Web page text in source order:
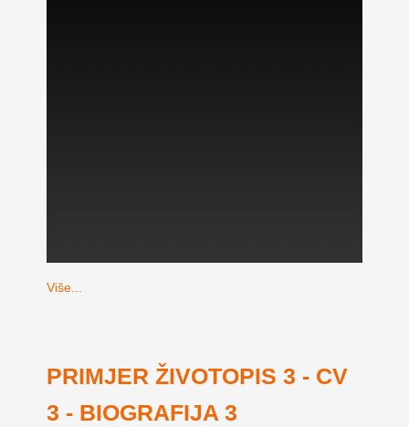
Više...
PRIMJER ŽIVOTOPIS 3 - CV
3 - BIOGRAFIJA 3